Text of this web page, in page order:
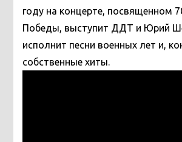
году на концерте, посвященном
Победы, выступит ДДТ и Юрий
исполнит песни военных лет и,
собственные хиты.